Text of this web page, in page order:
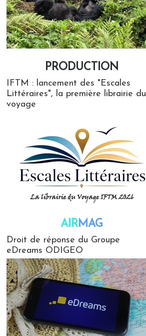
PRODUCTION
IFTM : lancement des "Escales
Littéraires", la première librairie du
voyage
AIRMAG
Droit de réponse du Groupe
eDreams ODIGEO